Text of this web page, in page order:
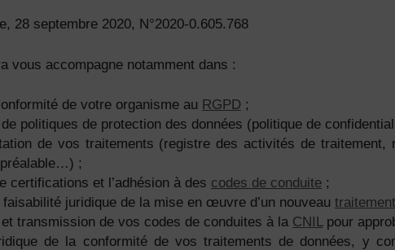
28 septembre 2020, N°2020-0.605.768
vous accompagne notamment dans :
de votre organisme au RGPD ;
politiques de protection des données (politique de
de vos traitements (registre des activités de traitement,
;
certifications et l’adhésion à des codes de conduite ;
faisabilité juridique de la mise en œuvre d’un nouveau
transmission de vos codes de conduites à la CNILpour
de la conformité de vos traitements de données, y